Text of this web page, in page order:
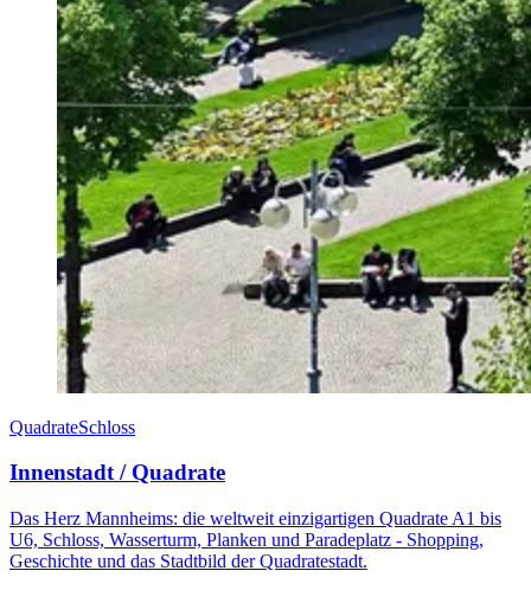
QuadrateSchloss
Innenstadt / Quadrate
Das Herz Mannheims: die weltweit einzigartigen Quadrate A1 bis
U6, Schloss, Wasserturm, Planken und Paradeplatz - Shopping,
Geschichte und das Stadtbild der Quadratestadt.